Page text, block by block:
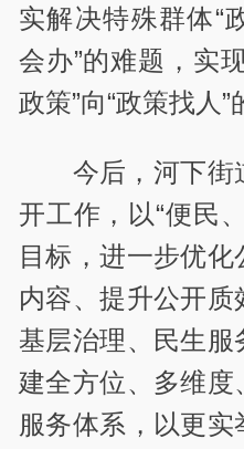
实解决特殊群体“
会办”的难题，实
政策”向“政策找人”
今后，河下街
开工作，以“便民
目标，进一步优
内容、提升公开
基层治理、民生服
建全方位、多维
服务体系，以更